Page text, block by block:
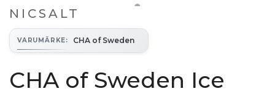
NICSALT
VARUMÄRKE: CHA of Sweden
CHA of Sweden Ice